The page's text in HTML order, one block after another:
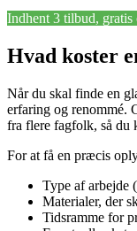
Indhent 3 tilbud,
Hvad koster
Når du skal finde en
erfaring og renommé.
fra flere fagfolk, så du
For at få en præcis
Type af arbejde
Materialer, der
Tidsramme for